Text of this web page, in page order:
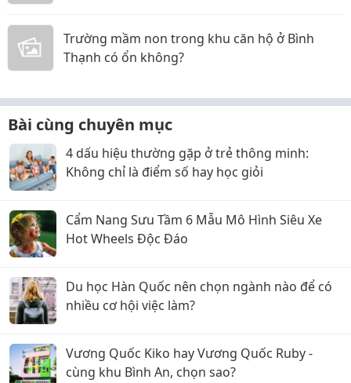
Trường mầm non trong khu căn hộ ở Bình
Thạnh có ổn không?
Bài cùng chuyên mục
4 dấu hiệu thường gặp ở trẻ thông minh:
Không chỉ là điểm số hay học giỏi
Cẩm Nang Sưu Tầm 6 Mẫu Mô Hình Siêu Xe
Hot Wheels Độc Đáo
Du học Hàn Quốc nên chọn ngành nào để có
nhiều cơ hội việc làm?
Vương Quốc Kiko hay Vương Quốc Ruby -
cùng khu Bình An, chọn sao?